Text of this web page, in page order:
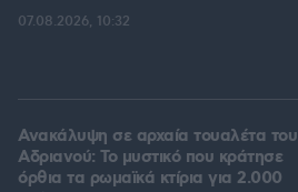
07.08.2026, 10:32
Ανακάλυψη σε αρχαία τουαλέτα του
Αδριανού: Το μυστικό που κράτησε
όρθια τα ρωμαϊκά κτίρια για 2.000